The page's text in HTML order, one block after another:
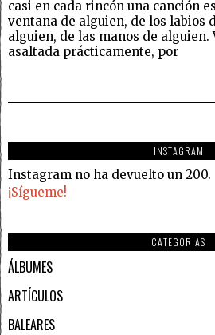
casi en cada rincón una canción
ventana de alguien, de los labios
alguien, de las manos de alguien.
asaltada prácticamente, por
INSTAGRAM
Instagram no ha devuelto un 200.
¡Sígueme!
CATEGORIAS
ÁLBUMES
ARTÍCULOS
BALEARES